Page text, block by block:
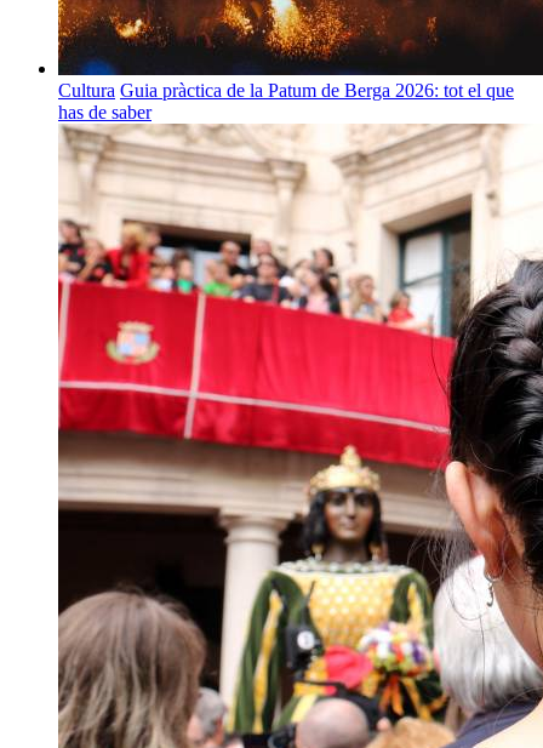
Cultura Guia pràctica de la Patum de Berga 2026: tot el que
has de saber